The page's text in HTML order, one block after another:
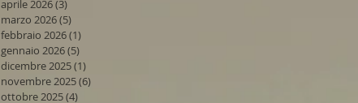
aprile 2026(3)
marzo 2026(5)
febbraio 2026(1)
gennaio 2026(5)
dicembre 2025(1)
novembre 2025(6)
ottobre 2025(4)